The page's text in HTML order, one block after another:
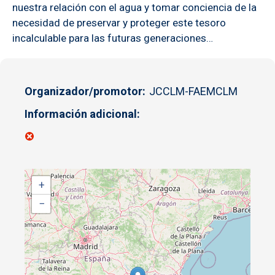
nuestra relación con el agua y tomar conciencia de la
necesidad de preservar y proteger este tesoro
incalculable para las futuras generaciones…
Organizador/promotor JCCLM-FAEMCLM
Información adicional
+
−